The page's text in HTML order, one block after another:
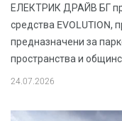
ЕЛЕКТРИК ДРАЙВ БГ
средства EVOLUTION,
предназначени за
пространства и
24.07.2026